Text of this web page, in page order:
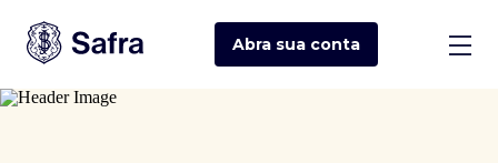
Abra sua conta